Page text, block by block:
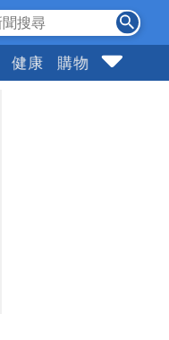
健康 購物 女神